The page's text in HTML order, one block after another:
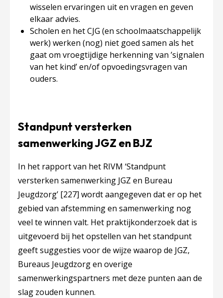
wisselen ervaringen uit en vragen en geven
elkaar advies.
Scholen en het CJG (en schoolmaatschappelijk
werk) werken (nog) niet goed samen als het
gaat om vroegtijdige herkenning van ’signalen
van het kind’ en/of opvoedingsvragen van
ouders.
Standpunt versterken
samenwerking JGZ en BJZ
In het rapport van het RIVM ‘Standpunt
versterken samenwerking JGZ en Bureau
Jeugdzorg’ [227] wordt aangegeven dat er op het
gebied van afstemming en samenwerking nog
veel te winnen valt. Het praktijkonderzoek dat is
uitgevoerd bij het opstellen van het standpunt
geeft suggesties voor de wijze waarop de JGZ,
Bureaus Jeugdzorg en overige
samenwerkingspartners met deze punten aan de
slag zouden kunnen.